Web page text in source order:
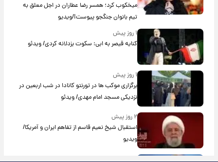
میخکوب کرد؛ همسر رضا عطاران در اجل معلق به
تیم بانوان جنگجو پیوست!/ویدیو
۱ روز پیش
کنایه قیصر به ابی: سکوت بزدلانه کردی/ ویدئو
۱ روز پیش
برگزاری موکب ها در تورنتو کانادا در شب اربعین در
نزدیکی مسجد امام مهدی/ ویدئو
۲ روز پیش
استقبال شیخ نعیم قاسم از تفاهم ایران و آمریکا/
ویدیو